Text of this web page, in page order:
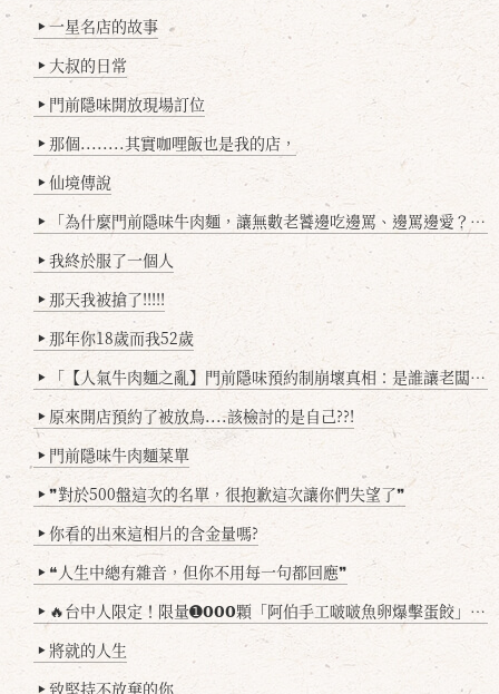
▶ 一星名店的故事
▶ 大叔的日常
▶ 門前隱味開放現場訂位
▶ 那個........其實咖哩飯也是我的店，
▶ 仙境傳說
▶ 「為什麼門前隱味牛肉麵，讓無數老饕邊吃邊罵、邊罵邊愛？小辣雞揭密！」
▶ 我終於服了一個人
▶ 那天我被搶了!!!!!
▶ 那年你18歲而我52歲
▶ 「【人氣牛肉麵之亂】門前隱味預約制崩壞真相：是誰讓老闆心灰意冷？」
▶ 原來開店預約了被放鳥....該檢討的是自己??!
▶ 門前隱味牛肉麵菜單
▶ ❞對於500盤這次的名單，很抱歉這次讓你們失望了❞
▶ 你看的出來這相片的含金量嗎?
▶ ❝人生中總有雜音，但你不用每一句都回應❞
▶ 🔥台中人限定！限量➊𝟬𝟬𝟬顆「阿伯手工啵啵魚卵爆擊蛋餃」台北已被搶爆2萬顆，最後名額門前隱味只留給你！🥟💥
▶ 將就的人生
▶ 致堅持不放棄的你